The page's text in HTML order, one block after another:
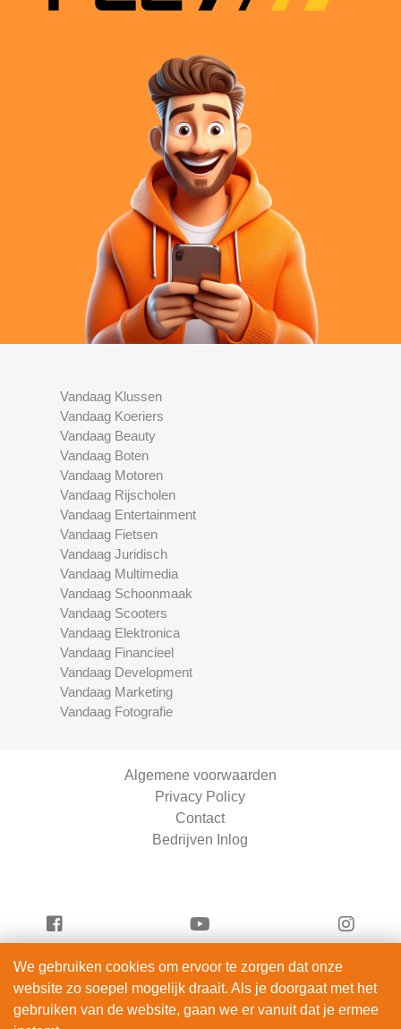
Vandaag Klussen
Vandaag Koeriers
Vandaag Beauty
Vandaag Boten
Vandaag Motoren
Vandaag Rijscholen
Vandaag Entertainment
Vandaag Fietsen
Vandaag Juridisch
Vandaag Multimedia
Vandaag Schoonmaak
Vandaag Scooters
Vandaag Elektronica
Vandaag Financieel
Vandaag Development
Vandaag Marketing
Vandaag Fotografie
Algemene voorwaarden
Privacy Policy
Contact
Bedrijven Inlog
Vandaag Auto's is onderdeel van
DIBA-Consultancy | KVK 98265768
We gebruiken cookies om ervoor te zorgen dat onze
website zo soepel mogelijk draait. Als je doorgaat met het
gebruiken van de website, gaan we er vanuit dat je ermee